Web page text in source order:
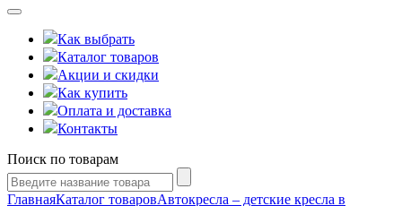
Как выбрать
Каталог товаров
Акции и скидки
Как купить
Оплата и доставка
Контакты
Поиск по товарам
ГлавнаяКаталог товаровАвтокресла – детские кресла в